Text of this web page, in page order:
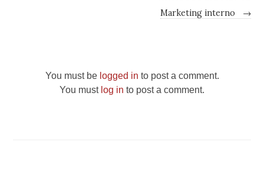
Marketing interno
→
You must be logged in to post a comment.
You must log in to post a comment.